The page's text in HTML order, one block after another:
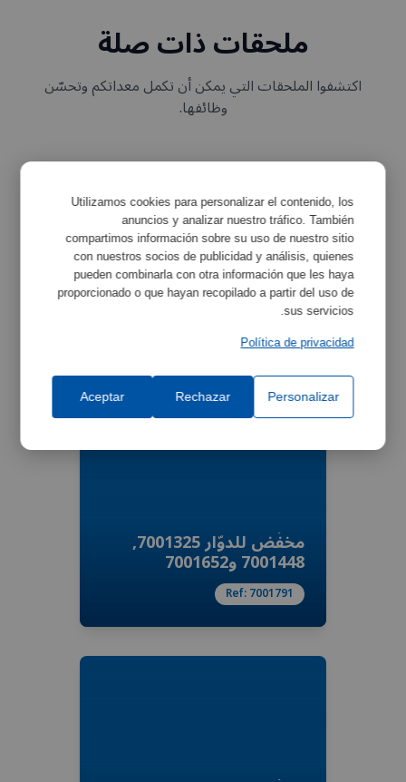
ملحقات ذات صلة
اكتشفوا الملحقات التي يمكن أن تكمل معداتكم وتحسّن
وظائفها.
مخفّض للدوّار 7001324
و7001447 و7001653
Ref:7001797
مخفّض للدوّار 7001325,
7001448 و7001652
Ref:7001791
Utilizamos cookies para personalizar el contenido, los
anuncios y analizar nuestro tráfico. También
compartimos información sobre su uso de nuestro sitio
con nuestros socios de publicidad y análisis, quienes
pueden combinarla con otra información que les haya
proporcionado o que hayan recopilado a partir del uso de
sus servicios.
Política de privacidad
Personalizar
Rechazar
Aceptar